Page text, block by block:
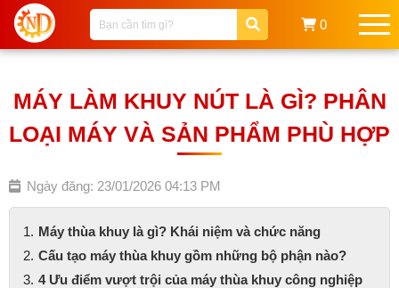
0
MÁY LÀM KHUY NÚT LÀ GÌ? PHÂN
LOẠI MÁY VÀ SẢN PHẨM PHÙ HỢP
Ngày đăng: 23/01/2026 04:13 PM
Máy thùa khuy là gì? Khái niệm và chức năng
Cấu tạo máy thùa khuy gồm những bộ phận nào?
4 Ưu điểm vượt trội của máy thùa khuy công nghiệp